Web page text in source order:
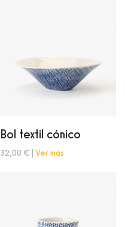
Bol textil cónico
32,00 € | Ver más